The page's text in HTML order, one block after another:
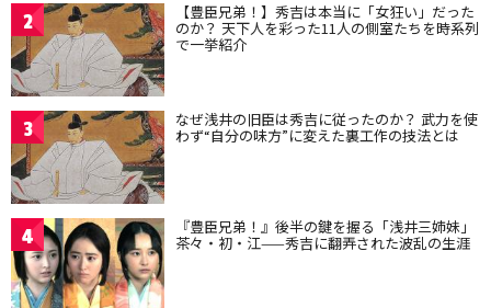
2 【豊臣兄弟！】秀吉は本当に「女狂い」だった
のか？ 天下人を彩った11人の側室たちを時系列
で一挙紹介
3 なぜ浅井の旧臣は秀吉に従ったのか？ 武力を使
わず“自分の味方”に変えた裏工作の技法とは
4 『豊臣兄弟！』後半の鍵を握る「浅井三姉妹」
茶々・初・江——秀吉に翻弄された波乱の生涯